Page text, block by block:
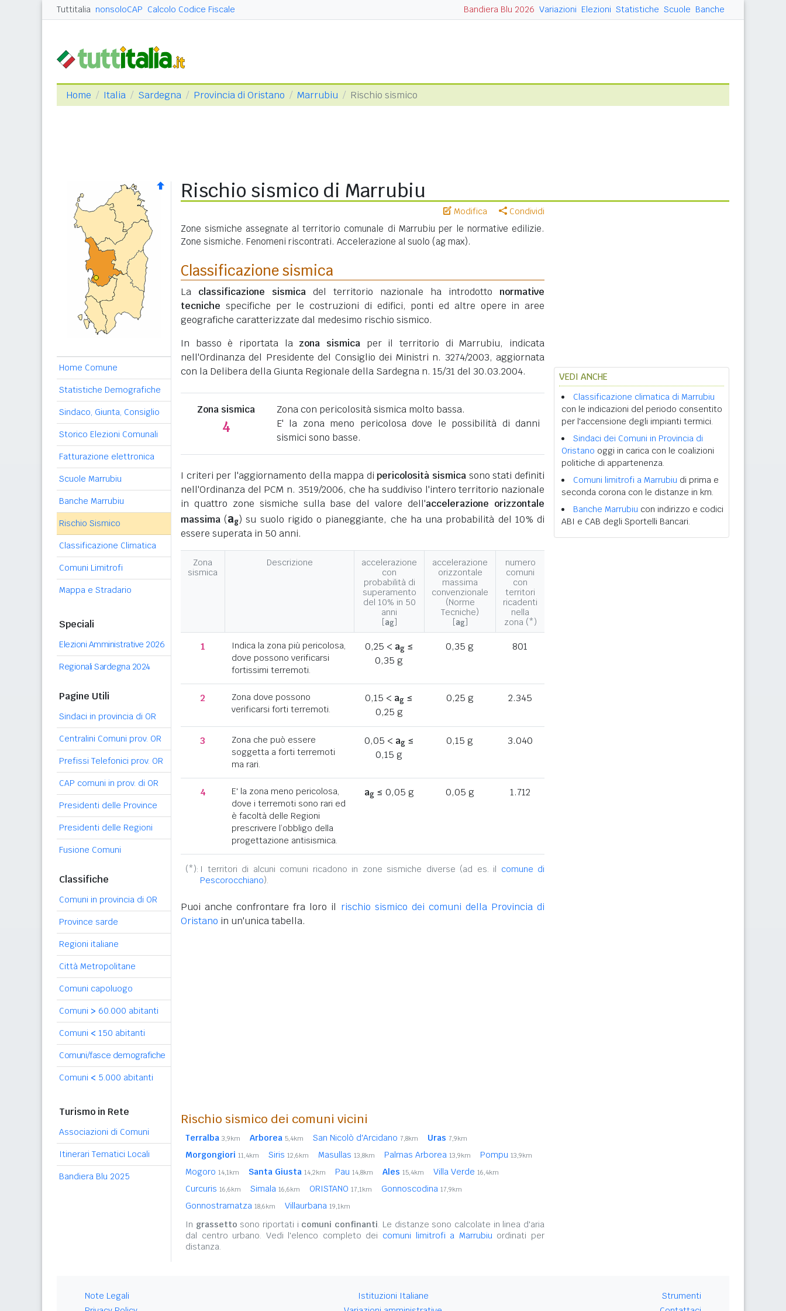
Tuttitalia nonsoloCAP Calcolo Codice Fiscale Bandiera Blu 2026 Variazioni Elezioni Statistiche Scuole Banche
Home Italia Sardegna Provincia di Oristano Marrubiu Rischio sismico
Home Comune
Statistiche Demografiche
Sindaco, Giunta, Consiglio
Storico Elezioni Comunali
Fatturazione elettronica
Scuole Marrubiu
Banche Marrubiu
Rischio Sismico
Classificazione Climatica
Comuni Limitrofi
Mappa e Stradario
Speciali
Elezioni Amministrative 2026
Regionali Sardegna 2024
Pagine Utili
Sindaci in provincia di OR
Centralini Comuni prov. OR
Prefissi Telefonici prov. OR
CAP comuni in prov. di OR
Presidenti delle Province
Presidenti delle Regioni
Fusione Comuni
Classifiche
Comuni in provincia di OR
Province sarde
Regioni italiane
Città Metropolitane
Comuni capoluogo
Comuni > 60.000 abitanti
Comuni < 150 abitanti
Comuni/fasce demografiche
Comuni < 5.000 abitanti
Turismo in Rete
Associazioni di Comuni
Itinerari Tematici Locali
Bandiera Blu 2025
Rischio sismico di Marrubiu
Modifica Condividi
Zone sismiche assegnate al territorio comunale di Marrubiu per le normative edilizie.
Zone sismiche. Fenomeni riscontrati. Accelerazione al suolo (ag max).
Classificazione sismica
La classificazione sismica del territorio nazionale ha introdotto normative
tecniche specifiche per le costruzioni di edifici, ponti ed altre opere in aree
geografiche caratterizzate dal medesimo rischio sismico.
In basso è riportata la zona sismica per il territorio di Marrubiu, indicata
nell'Ordinanza del Presidente del Consiglio dei Ministri n. 3274/2003, aggiornata
con la Delibera della Giunta Regionale della Sardegna n. 15/31 del 30.03.2004.
Zona sismica
4
Zona con pericolosità sismica molto bassa.
E' la zona meno pericolosa dove le possibilità di danni
sismici sono basse.
I criteri per l'aggiornamento della mappa dipericolosità sismica sono stati definiti
nell'Ordinanza del PCM n. 3519/2006, che ha suddiviso l'intero territorio nazionale
in quattro zone sismiche sulla base del valore dell'accelerazione orizzontale
massima (ag) su suolo rigido o pianeggiante, che ha una probabilità del 10% di
essere superata in 50 anni.
Zona
sismica
Descrizione
accelerazione
con
probabilità di
superamento
del 10% in 50
anni
[ag]
accelerazione
orizzontale
massima
convenzionale
(Norme
Tecniche)
[ag]
numero
comuni
con
territori
ricadenti
nella
zona (*)
1
Indica la zona più pericolosa,
dove possono verificarsi
fortissimi terremoti.
0,25 < ag≤
0,35 g
0,35 g 801
2
Zona dove possono
verificarsi forti terremoti.
0,15 < ag ≤
0,25 g
0,25 g 2.345
3
Zona che può essere
soggetta a forti terremoti
ma rari.
0,05 < ag≤
0,15 g
0,15 g 3.040
4
E' la zona meno pericolosa,
dove i terremoti sono rari ed
è facoltà delle Regioni
prescrivere l’obbligo della
progettazione antisismica.
ag≤ 0,05 g 0,05 g 1.712
(*): I territori di alcuni comuni ricadono in zone sismiche diverse (ad es. il comune di
Pescorocchiano).
Puoi anche confrontare fra loro il rischio sismico dei comuni della Provincia di
Oristano in un'unica tabella.
Rischio sismico dei comuni vicini
Terralba 3,9km Arborea 5,4km San Nicolò d'Arcidano 7,8km Uras 7,9km
Morgongiori 11,4km Siris 12,6km Masullas 13,8km Palmas Arborea 13,9km Pompu 13,9km
Mogoro 14,1km Santa Giusta 14,2km Pau 14,8km Ales 15,4km Villa Verde 16,4km
Curcuris 16,6km Simala 16,6km ORISTANO 17,1km Gonnoscodina 17,9km
Gonnostramatza 18,6km Villaurbana 19,1km
In grassetto sono riportati i comuni confinanti. Le distanze sono calcolate in linea d'aria
dal centro urbano. Vedi l'elenco completo dei comuni limitrofi a Marrubiuordinati per
distanza.
VEDI ANCHE
Classificazione climatica di Marrubiu
con le indicazioni del periodo consentito
per l'accensione degli impianti termici.
Sindaci dei Comuni in Provincia di
Oristano oggi in carica con le coalizioni
politiche di appartenenza.
Comuni limitrofi a Marrubiu di prima e
seconda corona con le distanze in km.
Banche Marrubiu con indirizzo e codici
ABI e CAB degli Sportelli Bancari.
Note Legali
Istituzioni Italiane
Strumenti